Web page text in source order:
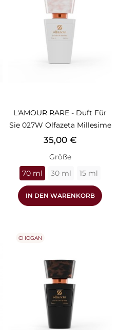
L'AMOUR RARE - Duft Für
Sie 027W Olfazeta Millesime
Preis
35,00 €
Größe
70 ml
30 ml 15 ml
IN DEN WARENKORB
CHOGAN